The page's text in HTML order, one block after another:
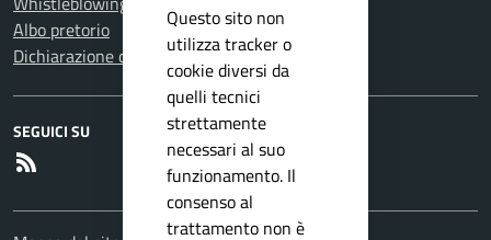
Albo pretorio
Dichiarazione di accessibilità
SEGUICI SU
Questo sito non
utilizza tracker o
cookie diversi da
quelli tecnici
strettamente
necessari al suo
funzionamento. Il
consenso al
trattamento non è